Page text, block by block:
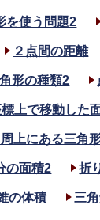
を使う問題2
２点間の距離
形の種類2
標上で移動した
上にある三角
の面積2 折
の体積 三